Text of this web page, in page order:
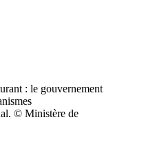
: le gouvernement
© Ministère de